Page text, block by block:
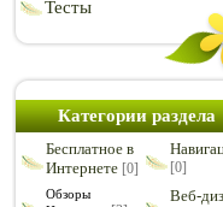
Тесты
Категории раздела
Бесплатное в
Интернете [0] [0]
Обзоры
Веб-